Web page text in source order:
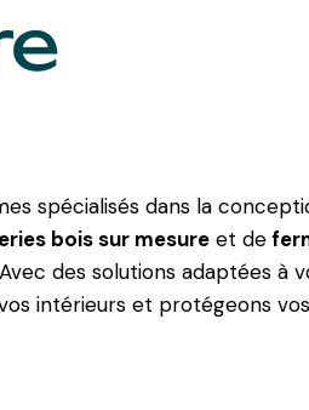
spécialisés dans la
bois sur mesure et de
des solutions adaptées à
intérieurs et protégeons